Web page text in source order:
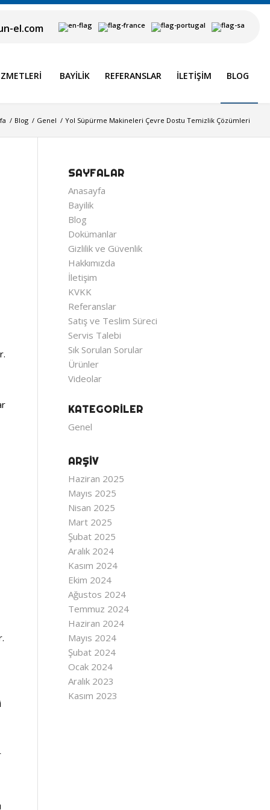
el.com
BAYILIK REFERANSLAR İLETIŞIM BLOG
/ Blog / Genel / Yol Süpürme Makineleri Çevre Dostu Temizlik Çözümleri
SAYFALAR
Anasayfa
Bayilik
Blog
Dokümanlar
Gizlilik ve Güvenlik
Hakkımızda
İletişim
KVKK
Referanslar
Satış ve Teslim Süreci
Servis Talebi
Sık Sorulan Sorular
Ürünler
Videolar
KATEGORILER
Genel
ARŞIV
Haziran 2025
Mayıs 2025
Nisan 2025
Mart 2025
Şubat 2025
Aralık 2024
Kasım 2024
Ekim 2024
Ağustos 2024
Temmuz 2024
Haziran 2024
Mayıs 2024
Şubat 2024
Ocak 2024
Aralık 2023
Kasım 2023